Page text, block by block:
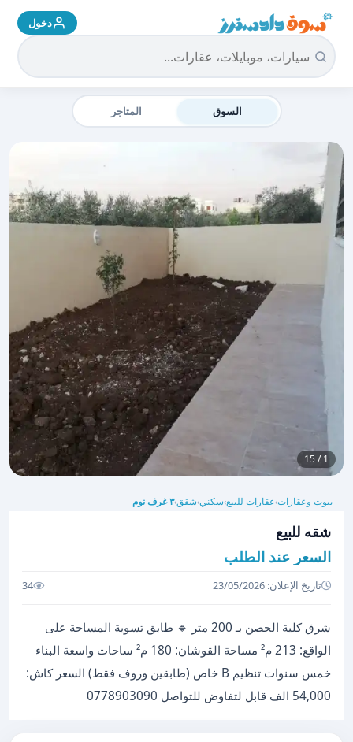
سوق دادسترز الرئيسية دخول
السوق المتاجر
1 / 15
بيوت وعقارات›عقارات للبيع›سكني›شقق›٣ غرف نوم
شقه للبيع
السعر عند الطلب
تاريخ الإعلان: 23/05/2026 34
شرق كلية الحصن بـ 200 متر 🔹 طابق تسوية المساحة على
الواقع: 213 م² مساحة القوشان: 180 م² ساحات واسعة البناء
خمس سنوات تنظيم B خاص (طابقين وروف فقط) السعر كاش:
54,000 الف قابل لتفاوض للتواصل 0778903090